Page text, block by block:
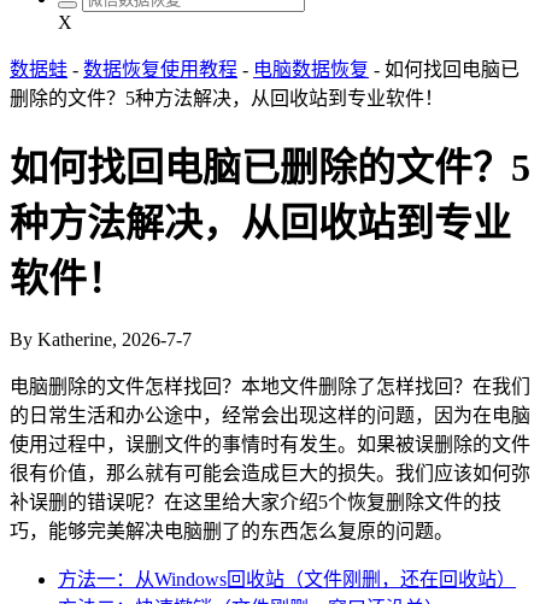
X
数据蛙 - 数据恢复使用教程 - 电脑数据恢复 - 如何找回电脑已
删除的文件？5种方法解决，从回收站到专业软件！
如何找回电脑已删除的文件？5
种方法解决，从回收站到专业
软件！
By Katherine, 2026-7-7
电脑删除的文件怎样找回？本地文件删除了怎样找回？在我们
的日常生活和办公途中，经常会出现这样的问题，因为在电脑
使用过程中，误删文件的事情时有发生。如果被误删除的文件
很有价值，那么就有可能会造成巨大的损失。我们应该如何弥
补误删的错误呢？在这里给大家介绍5个恢复删除文件的技
巧，能够完美解决电脑删了的东西怎么复原的问题。
方法一：从Windows回收站（文件刚删，还在回收站）